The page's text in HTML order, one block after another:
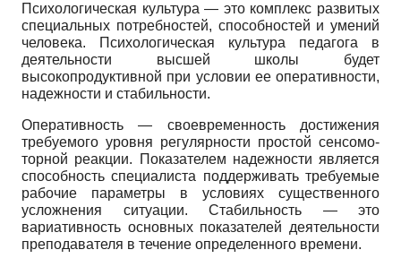
Психологическая культура — это комплекс развитых
специальных потребностей, способностей и умений
человека. Психологическая культура педагога в
деятельности высшей школы будет
высокопродуктивной при условии ее оперативности,
надежности и стабильности.
Оперативность — своевременность достижения
требуемого уровня регулярности простой сенсомо­
торной реакции. Показателем надежности является
способность специалиста поддерживать требуемые
рабочие параметры в условиях существенного
усложнения ситуации. Стабильность — это
вариативность основных показателей деятельности
преподавателя в течение определенного времени.